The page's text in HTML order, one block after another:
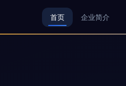
首页 企业简介